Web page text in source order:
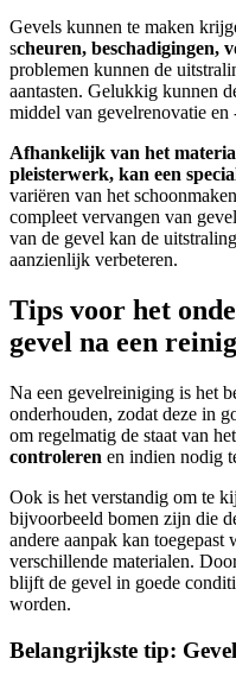
Gevels kunnen te maken
scheuren, beschadigingen,
problemen kunnen de
aantasten. Gelukkig kunnen
middel van gevelrenovatie en
Afhankelijk van het
pleisterwerk, kan een
variëren van het
compleet vervangen van
van de gevel kan de
aanzienlijk verbeteren.
Tips voor het
gevel na een
Na een gevelreiniging is het
onderhouden, zodat deze in
om regelmatig de staat van het
controleren en indien nodig
Ook is het verstandig om te
bijvoorbeeld bomen zijn die
andere aanpak kan
verschillende materialen.
blijft de gevel in goede
worden.
Belangrijkste tip: